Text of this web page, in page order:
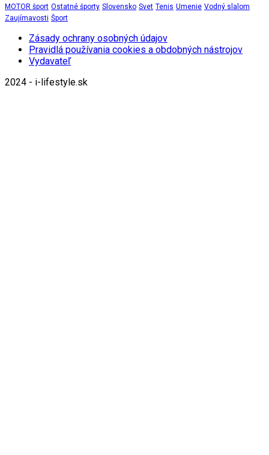
MOTOR šport Ostatné športy Slovensko Svet Tenis Umenie Vodný slalom
Zaujímavosti Šport
Zásady ochrany osobných údajov
Pravidlá používania cookies a obdobných nástrojov
Vydavateľ
2024 - i-lifestyle.sk